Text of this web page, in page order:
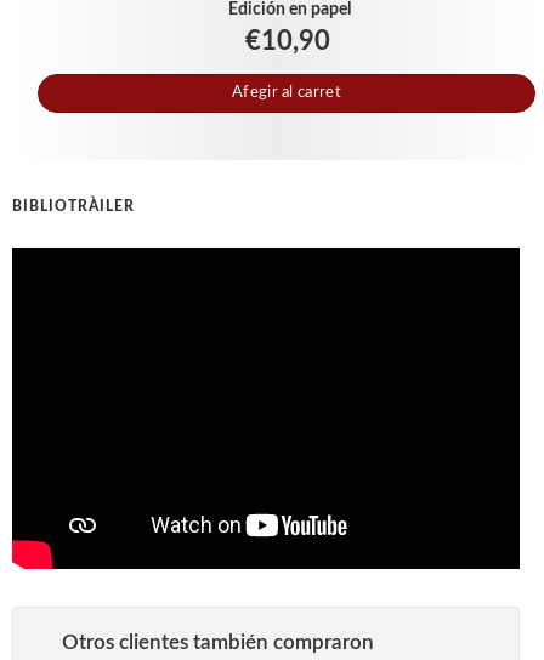
Edición en papel
€10,90
Afegir al carret
BIBLIOTRÀILER
Otros clientes también compraron